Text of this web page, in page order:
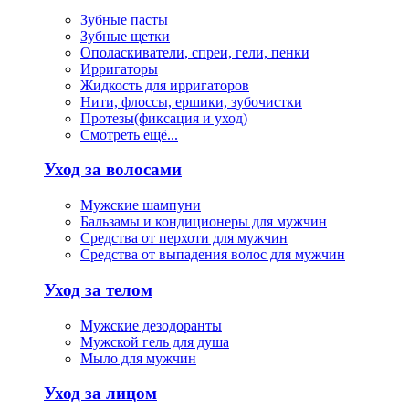
Зубные пасты
Зубные щетки
Ополаскиватели, спреи, гели, пенки
Ирригаторы
Жидкость для ирригаторов
Нити, флосcы, ершики, зубочистки
Протезы(фиксация и уход)
Смотреть ещё...
Уход за волосами
Мужские шампуни
Бальзамы и кондиционеры для мужчин
Средства от перхоти для мужчин
Средства от выпадения волос для мужчин
Уход за телом
Мужские дезодоранты
Мужской гель для душа
Мыло для мужчин
Уход за лицом